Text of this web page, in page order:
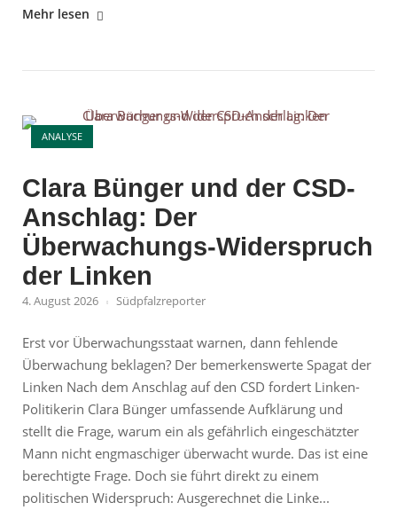
"Rentenreform
der
große
Mehr lesen
ANALYSE
Open post
Clara Bünger und der CSD-
Anschlag: Der
Überwachungs-Widerspruch
der Linken
4. August 2026 Südpfalzreporter
Erst vor Überwachungsstaat warnen, dann fehlende
Überwachung beklagen? Der bemerkenswerte Spagat der
Linken Nach dem Anschlag auf den CSD fordert Linken-
Politikerin Clara Bünger umfassende Aufklärung und
stellt die Frage, warum ein als gefährlich eingeschätzter
Mann nicht engmaschiger überwacht wurde. Das ist eine
berechtigte Frage. Doch sie führt direkt zu einem
politischen Widerspruch: Ausgerechnet die Linke...